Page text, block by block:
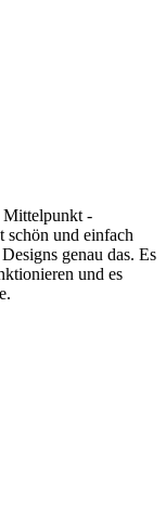
Mittelpunkt -
schön und einfach
genau das. Es
und es